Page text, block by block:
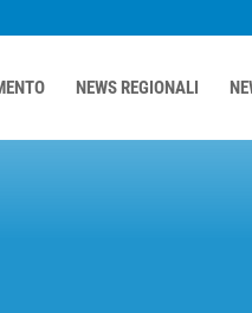
NEWS REGIONALI